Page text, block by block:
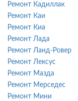
Ремонт Кадиллак
Ремонт Каи
Ремонт Киа
Ремонт Лада
Ремонт Ланд-Ровер
Ремонт Лексус
Ремонт Мазда
Ремонт Мерседес
Ремонт Мини